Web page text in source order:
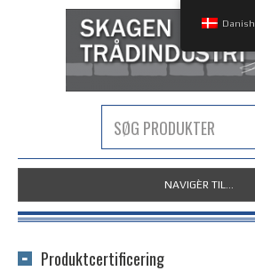
NAVIGÈR TIL...
Produktcertificering
Danish